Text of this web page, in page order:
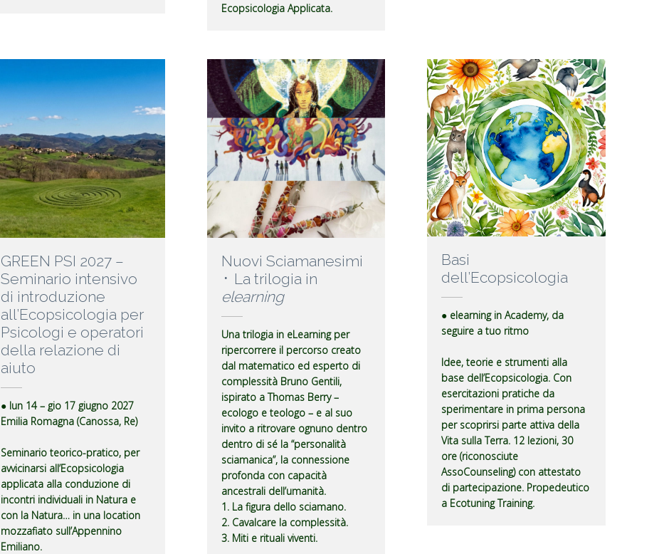
Ecopsicologia Applicata.
GREEN PSI 2027 –
Seminario intensivo
di introduzione
all’Ecopsicologia per
Psicologi e operatori
della relazione di
aiuto
● lun 14 – gio 17 giugno 2027
Emilia Romagna (Canossa, Re)
Seminario teorico-pratico, per
avvicinarsi all’Ecopsicologia
applicata alla conduzione di
incontri individuali in Natura e
con la Natura… in una location
mozzafiato sull’Appennino
Emiliano.
Nuovi Sciamanesimi
᛫ La trilogia in
elearning
Una trilogia in eLearning per
ripercorrere il percorso creato
dal matematico ed esperto di
complessità Bruno Gentili,
ispirato a Thomas Berry –
ecologo e teologo – e al suo
invito a ritrovare ognuno dentro
dentro di sé la “personalità
sciamanica”, la connessione
profonda con capacità
ancestrali dell’umanità.
1. La figura dello sciamano.
2. Cavalcare la complessità.
3. Miti e rituali viventi.
Basi
dell’Ecopsicologia
● elearning in Academy, da
seguire a tuo ritmo
Idee, teorie e strumenti alla
base dell’Ecopsicologia. Con
esercitazioni pratiche da
sperimentare in prima persona
per scoprirsi parte attiva della
Vita sulla Terra. 12 lezioni, 30
ore (riconosciute
AssoCounseling) con attestato
di partecipazione. Propedeutico
a Ecotuning Training.